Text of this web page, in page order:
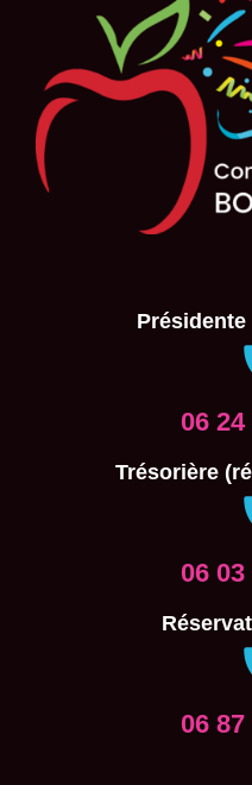
06 24
Trésorière
06 03
06 87